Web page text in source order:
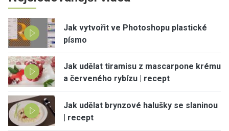
Jak vytvořit ve Photoshopu plastické
písmo
Jak udělat tiramisu z mascarpone krému
a červeného rybízu | recept
Jak udělat brynzové halušky se slaninou
| recept